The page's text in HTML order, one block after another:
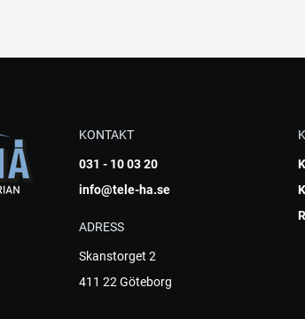
KONTAKT
031 - 10 03 20
info@tele-ha.se
ADRESS
Skanstorget 2
411 22 Göteborg